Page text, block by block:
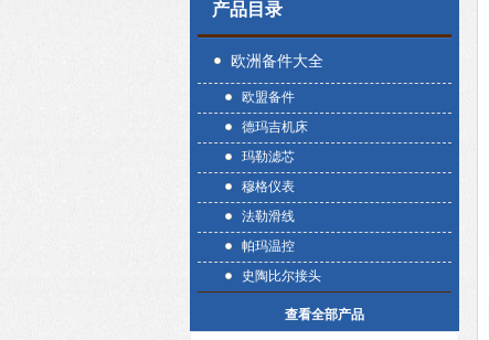
产品目录
欧洲备件大全
欧盟备件
德玛吉机床
玛勒滤芯
穆格仪表
法勒滑线
帕玛温控
史陶比尔接头
查看全部产品